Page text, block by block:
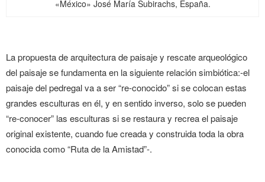
«México» José María Subirachs, España.
La propuesta de arquitectura de paisaje y rescate arqueológico
del paisaje se fundamenta en la siguiente relación simbiótica:-el
paisaje del pedregal va a ser “re-conocido” si se colocan estas
grandes esculturas en él, y en sentido inverso, solo se pueden
“re-conocer” las esculturas si se restaura y recrea el paisaje
original existente, cuando fue creada y construida toda la obra
conocida como “Ruta de la Amistad”-.